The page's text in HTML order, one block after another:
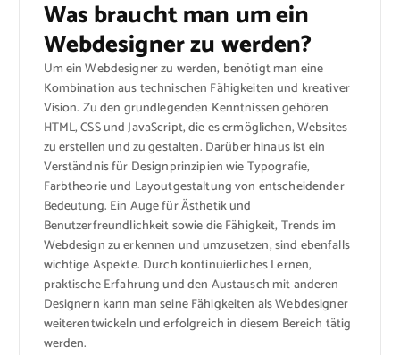
Was braucht man um ein
Webdesigner zu werden?
Um ein Webdesigner zu werden, benötigt man eine
Kombination aus technischen Fähigkeiten und kreativer
Vision. Zu den grundlegenden Kenntnissen gehören
HTML, CSS und JavaScript, die es ermöglichen, Websites
zu erstellen und zu gestalten. Darüber hinaus ist ein
Verständnis für Designprinzipien wie Typografie,
Farbtheorie und Layoutgestaltung von entscheidender
Bedeutung. Ein Auge für Ästhetik und
Benutzerfreundlichkeit sowie die Fähigkeit, Trends im
Webdesign zu erkennen und umzusetzen, sind ebenfalls
wichtige Aspekte. Durch kontinuierliches Lernen,
praktische Erfahrung und den Austausch mit anderen
Designern kann man seine Fähigkeiten als Webdesigner
weiterentwickeln und erfolgreich in diesem Bereich tätig
werden.